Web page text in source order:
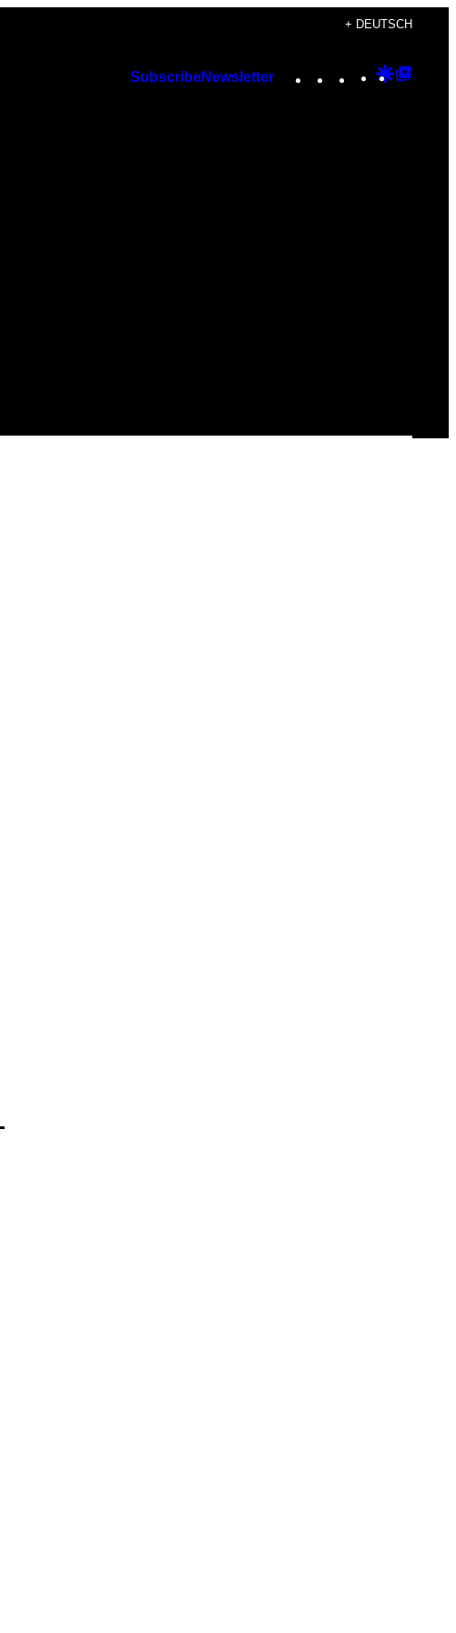
+ DEUTSCH
SubscribeNewsletter Instagram
TikTok
YouTube
Google